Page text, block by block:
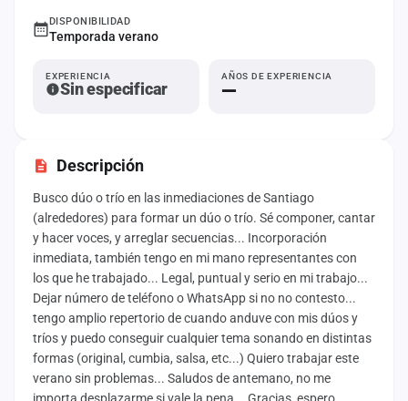
DISPONIBILIDAD
Temporada verano
EXPERIENCIA
Sin especificar
AÑOS DE EXPERIENCIA
—
Descripción
Busco dúo o trío en las inmediaciones de Santiago
(alrededores) para formar un dúo o trío. Sé componer, cantar
y hacer voces, y arreglar secuencias... Incorporación
inmediata, también tengo en mi mano representantes con
los que he trabajado... Legal, puntual y serio en mi trabajo...
Dejar número de teléfono o WhatsApp si no no contesto...
tengo amplio repertorio de cuando anduve con mis dúos y
tríos y puedo conseguir cualquier tema sonando en distintas
formas (original, cumbia, salsa, etc...) Quiero trabajar este
verano sin problemas... Saludos de antemano, no me
Mapa
Componentes
Agencias
Rankings
Vídeos
Anuncios
Iniciar
sesión